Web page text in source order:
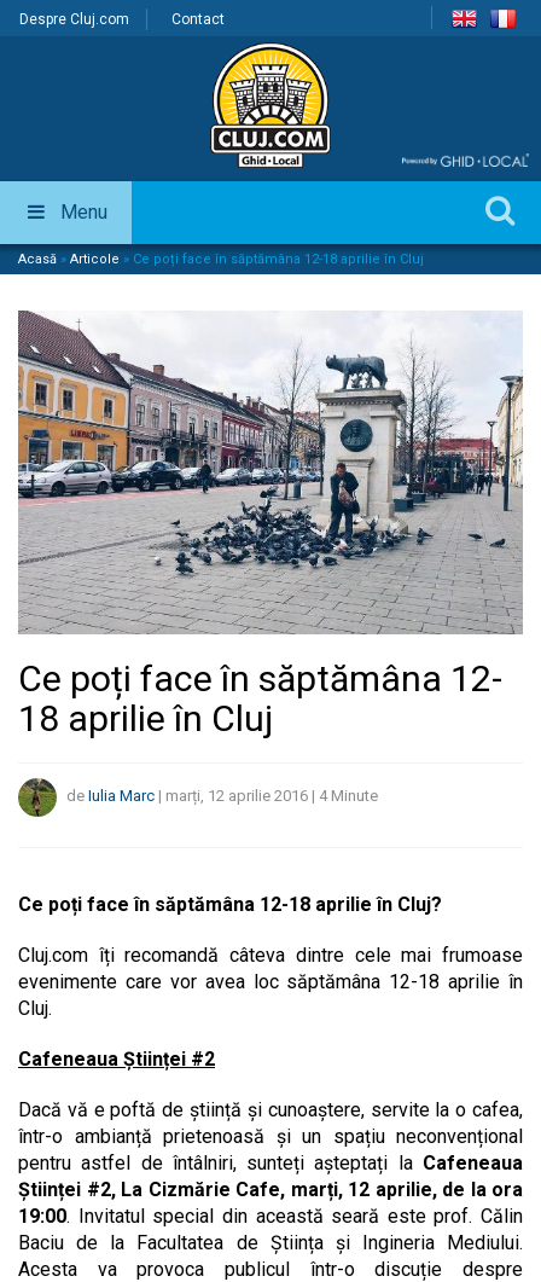
Despre Cluj.com Contact
Menu
Acasă » Articole » Ce poți face în săptămâna 12-18 aprilie în Cluj
Ce poți face în săptămâna 12-
18 aprilie în Cluj
de Iulia Marc | marți, 12 aprilie 2016 | 4 Minute
Ce poți face în săptămâna 12-18 aprilie în Cluj?
Cluj.com îți recomandă câteva dintre cele mai frumoase
evenimente care vor avea loc săptămâna 12-18 aprilie în
Cluj.
Cafeneaua Științei #2
Dacă vă e poftă de știință și cunoaștere, servite la o cafea,
într-o ambianță prietenoasă și un spațiu neconvențional
pentru astfel de întâlniri, sunteți așteptați la Cafeneaua
Științei #2, La Cizmărie Cafe, marți, 12 aprilie, de la ora
19:00. Invitatul special din această seară este prof. Călin
Baciu de la Facultatea de Știința și Ingineria Mediului.
Acesta va provoca publicul într-o discuție despre